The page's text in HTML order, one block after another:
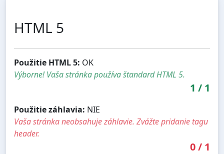
HTML 5
Použitie HTML 5: OK
Výborne! Vaša stránka používa štandard HTML 5.
1 / 1
Použitie záhlavia: NIE
Vaša stránka neobsahuje záhlavie. Zvážte pridanie tagu
header.
0/ 1